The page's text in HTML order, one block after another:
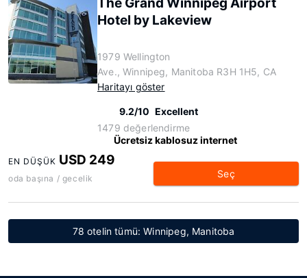
Hotel by Lakeview
1979 Wellington
Ave., Winnipeg, Manitoba R3H 1H5, CA
Haritayı göster
9.2/10 Excellent
1479 değerlendirme
Ücretsiz kablosuz internet
EN DÜŞÜK USD 249
oda başına / gecelik Seç
78 otelin tümü: Winnipeg, Manitoba